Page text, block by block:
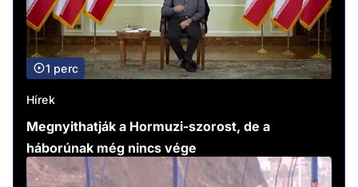
1 perc
Hírek
Megnyithatják a Hormuzi-szorost, de a
háborúnak még nincs vége